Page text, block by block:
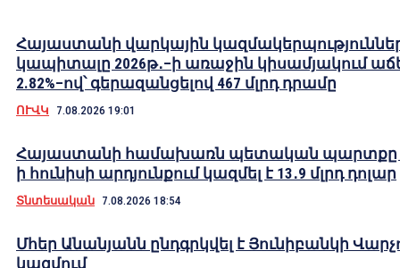
Հայաստանի վարկային
կապիտալը 2026թ․–ի առաջին կիսամյակում
2.82%–ով՝ գերազանցելով 467 մլրդ դրամը
ՈՒՎԿ 7.08.2026 19:01
Հայաստանի համախառն պետական պարտքը
ի հունիսի արդյունքում կազմել է 13․9 մլրդ դոլար
Տնտեսական 7.08.2026 18:54
Մհեր Անանյանն ընդգրկվել է Յունիբանկի
կազմում